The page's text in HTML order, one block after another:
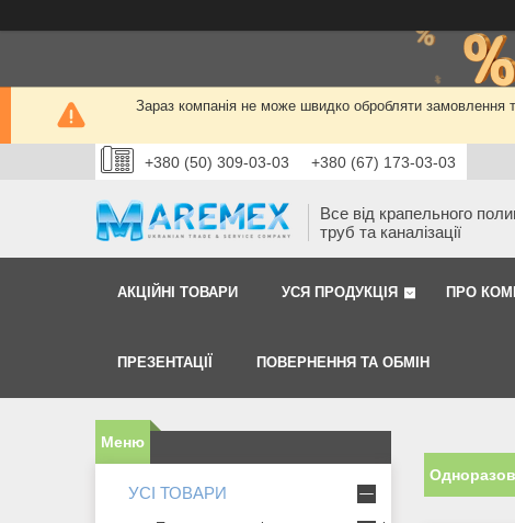
Зараз компанія не може швидко обробляти замовлення
+380 (50) 309-03-03 +380 (67) 173-03-03
Все від крапельного
труб та каналізації
АКЦІЙНІ ТОВАРИ УСЯ ПРОДУКЦІЯ ПРО
ПРЕЗЕНТАЦІЇ ПОВЕРНЕННЯ ТА ОБМІН
УСІ ТОВАРИ